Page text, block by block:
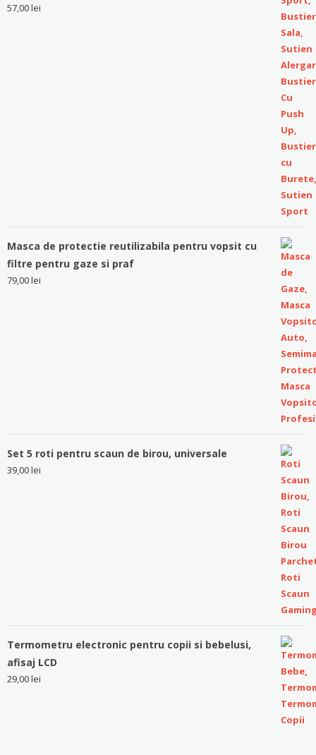
57,00lei
Masca de protectie reutilizabila pentru vopsit cu
filtre pentru gaze si praf
79,00lei
Set 5 roti pentru scaun de birou, universale
39,00lei
Termometru electronic pentru copii si bebelusi,
afisaj LCD
29,00lei